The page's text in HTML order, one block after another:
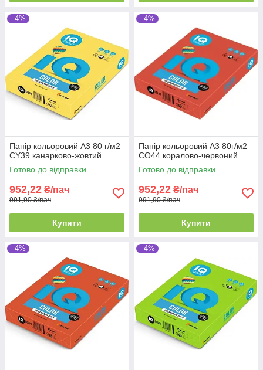
–4%
Папір кольоровий А3 80 г/м2
CY39 канарково-жовтий
Готово до відправки
952,22 ₴/пач
991,90 ₴/пач
Купити
–4%
Папір кольоровий А3 80г/м2
CO44 коралово-червоний
Готово до відправки
952,22 ₴/пач
991,90 ₴/пач
Купити
–4% –4%